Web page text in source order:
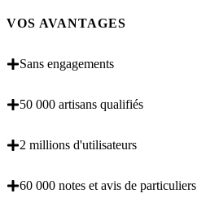
VOS AVANTAGES
Sans engagements
50 000 artisans qualifiés
2 millions d'utilisateurs
60 000 notes et avis de particuliers